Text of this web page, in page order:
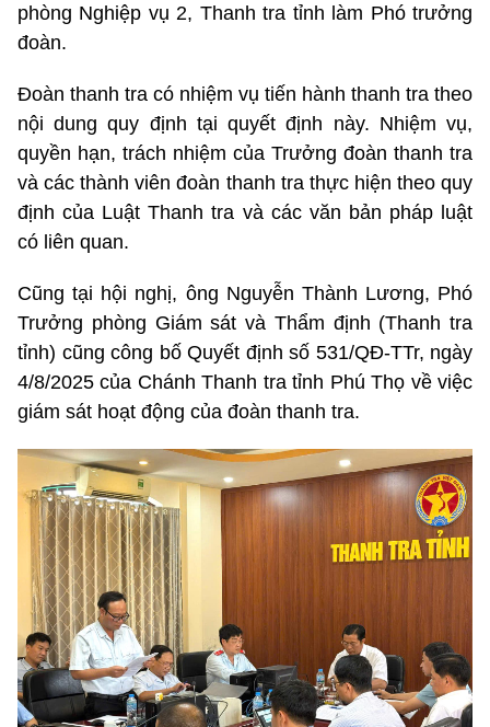
phòng Nghiệp vụ 2, Thanh tra tỉnh làm Phó trưởng
đoàn.
Đoàn thanh tra có nhiệm vụ tiến hành thanh tra theo
nội dung quy định tại quyết định này. Nhiệm vụ,
quyền hạn, trách nhiệm của Trưởng đoàn thanh tra
và các thành viên đoàn thanh tra thực hiện theo quy
định của Luật Thanh tra và các văn bản pháp luật
có liên quan.
Cũng tại hội nghị, ông Nguyễn Thành Lương, Phó
Trưởng phòng Giám sát và Thẩm định (Thanh tra
tỉnh) cũng công bố Quyết định số 531/QĐ-TTr, ngày
4/8/2025 của Chánh Thanh tra tỉnh Phú Thọ về việc
giám sát hoạt động của đoàn thanh tra.